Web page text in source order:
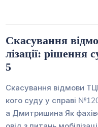
Скасування
лізації: рішення
5
Скасування відмови
кого суду у справі
а Дмитришина Як